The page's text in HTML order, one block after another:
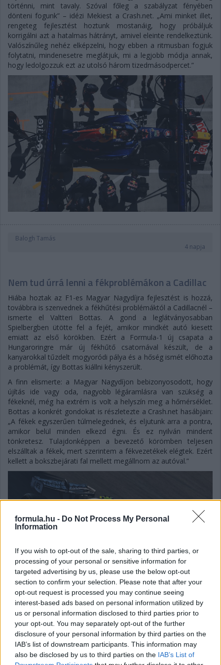
formula.hu - Do Not Process My Personal
Information
If you wish to opt-out of the sale, sharing to third parties, or
processing of your personal or sensitive information for
targeted advertising by us, please use the below opt-out
section to confirm your selection. Please note that after your
opt-out request is processed you may continue seeing
interest-based ads based on personal information utilized by
us or personal information disclosed to third parties prior to
your opt-out. You may separately opt-out of the further
disclosure of your personal information by third parties on the
IAB’s list of downstream participants. This information may
also be disclosed by us to third parties on the IAB’s List of
történni, mint tavaly. Szóval főleg a szabályzat fényében
dönteni fogunk” – idézi Mekiest a Crash.net. „Ami minket illet,
rengeteg fejlesztést hoztunk mostanáig, hogy próbáljuk
korrigálni azt a hatalmas hátrányt, amivel eleinte rendelkeztünk.
Valószínűleg nehéz elképzelni, hogy ebben a ritmusban fogjuk
folytatni, mindenesetre meglátjuk, mi a legjobb módja annak,
hogy ledolgozzuk ezt az utolsó három tizedmásodpercet.”
Balogh Tamás
4 napja
Nem tud úrrá lenni a fékproblémákon a Cadillac
Hiába hoztak az F1-es Magyar Nagydíjra fejlesztést is hozzá,
továbbra is szenvednek a fékhűtési problémáktól a Cadillacnél –
ismerte el Valtteri Bottas. A gond a leglátványosabban
Spielbergben ütötte fel a fejét, amikor mindkét autó kiesett
emiatt az első körökben. Ezért a Formula-1 új csapata a
Hungaroringre már új fékhűtő csatornával készült, de a
kanyarokkal tűzdelt mogyoródi pálya és a hőség ismét előhozta
a problémát, így Bottas kiállni kényszerült.
A finn elismerte: a Magyar Nagydíjon bebizonyosodott, hogy
újítás ide vagy oda, nagyobb légáramlásra van szükség a
fékeknél, még ha extrém is volt a helyszín meg a hőmérséklet.
Bottas a konkrét gondokat is részletezte a Crash.net hasábjain:
„A fékek egyszerűen túlmelegednek, és eljutunk arra a pontra,
amikor belül minden elkezd égni. És ez nyilván mindent
tönkretesz. Tulajdonképpen a bevezető körömben teljesen
elszálltak a fékek, mert szerintem a fékvezetékek elégtek. Ezért
kellett a bokszbejárati fal mellett megállnom az autóval.”
Gellérfi Gergő
5 napja